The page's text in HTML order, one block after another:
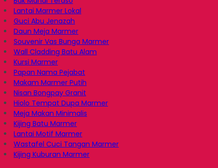
Lantai Marmer Lokal
Guci Abu Jenazah
Daun Meja Marmer
Souvenir Vas Bunga Marmer
Wall Cladding Batu Alam
Kursi Marmer
Papan Nama Pejabat
Makam Marmer Putih
Nisan Bongpay Granit
Hiolo Tempat Dupa Marmer
Meja Makan Minimalis
Kijing Batu Marmer
Lantai Motif Marmer
Wastafel Cuci Tangan Marmer
Kijing Kuburan Marmer